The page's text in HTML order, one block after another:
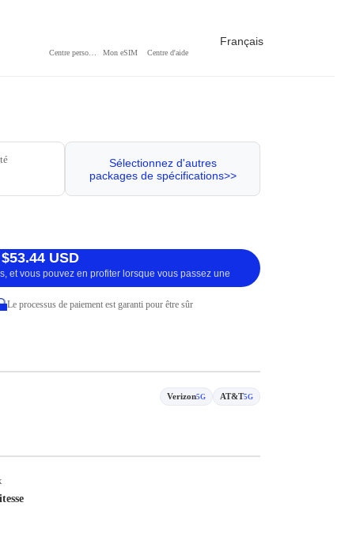
Mon eSIM Centre d'aide
Français
Sélectionnez d'autres
packages de spécifications>>
USD
et vous pouvez en profiter lorsque vous passez une
Le processus de paiement est garanti pour être sûr
Verizon5G AT&T5G